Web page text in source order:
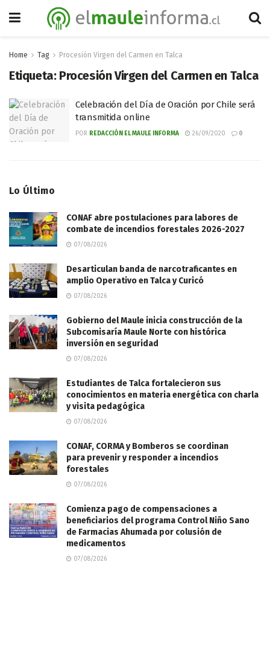
Home Tag Procesión Virgen del Carmen en Talca
Etiqueta: Procesión Virgen del Carmen en Talca
Celebración del Día de Oración por Chile será
transmitida online
POR REDACCIÓN EL MAULE INFORMA 26/09/2020 0
Lo Último
CONAF abre postulaciones para labores de
combate de incendios forestales 2026-2027
07/08/2026
Desarticulan banda de narcotraficantes en
amplio Operativo en Talca y Curicó
07/08/2026
Gobierno del Maule inicia construcción de la
Subcomisaría Maule Norte con histórica
inversión en seguridad
07/08/2026
Estudiantes de Talca fortalecieron sus
conocimientos en materia energética con charla
y visita pedagógica
07/08/2026
CONAF, CORMA y Bomberos se coordinan
para prevenir y responder a incendios
forestales
07/08/2026
Comienza pago de compensaciones a
beneficiarios del programa Control Niño Sano
de Farmacias Ahumada por colusión de
medicamentos
07/08/2026